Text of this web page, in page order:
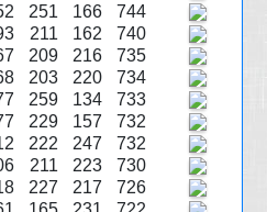
251 166
744
211 162
740
209 216
735
203 220
734
259 134
733
229 157
732
222 247
732
211 223
730
227 217
726